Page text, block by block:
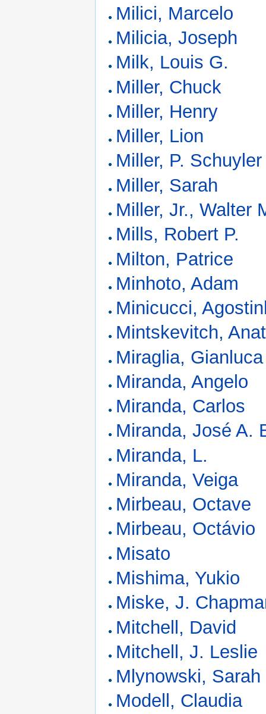
Milici, Marcelo
Milicia, Joseph
Milk, Louis G.
Miller, Chuck
Miller, Henry
Miller, Lion
Miller, P. Schuyler
Miller, Sarah
Miller, Jr., Walter
Mills, Robert P.
Milton, Patrice
Minhoto, Adam
Minicucci,
Mintskevitch,
Miraglia, Gianluca
Miranda, Angelo
Miranda, Carlos
Miranda, José A.
Miranda, L.
Miranda, Veiga
Mirbeau, Octave
Mirbeau, Octávio
Misato
Mishima, Yukio
Miske, J.
Mitchell, David
Mitchell, J. Leslie
Mlynowski, Sarah
Modell, Claudia